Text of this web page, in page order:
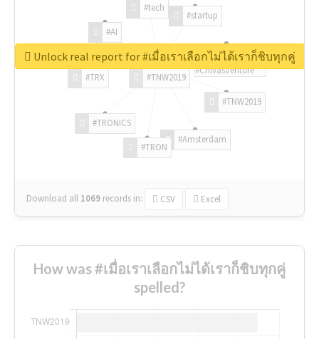
#TNW2019
#TNW2019
#Amsterdam
#TRON
#TRONICS
#TRX
#AI
#tech
#startup
#ChivasVenture
Download all 1069 records in: CSV Excel
Unlock real report for #เมื่อเราเลือกไม่ได้เราก็ชิบทุกคู่
How was #เมื่อเราเลือกไม่ได้เราก็ชิบทุกคู่
spelled?